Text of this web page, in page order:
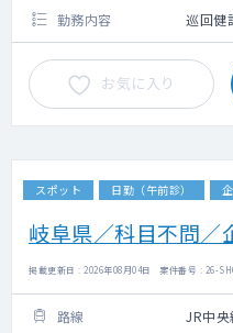
勤務内容 巡回健
お気に入り
スポット 日勤（午前診）
岐阜県／科目不問／
掲載更新日 : 2026年08月04日 案件番号 : 26-
路線 JR中央